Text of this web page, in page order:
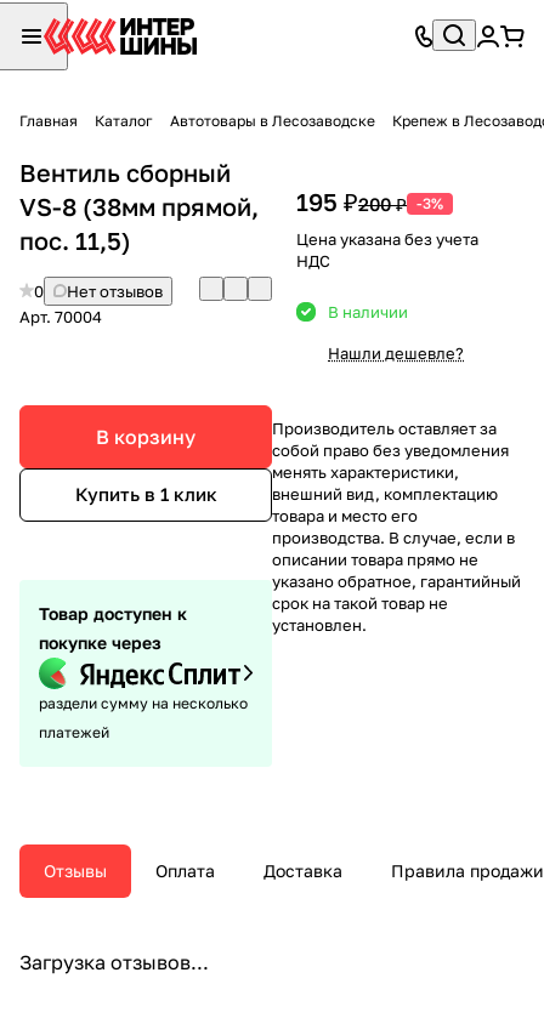
Главная Каталог Автотовары в Лесозаводске Крепеж в
Вентиль сборный
VS-8 (38мм прямой,
пос. 11,5)
0
Нет отзывов
Арт. 70004
В корзину
Купить в 1 клик
Товар доступен к
покупке через
раздели сумму на несколько
платежей
195 ₽200 ₽ -3%
Цена указана без учета
НДС
В наличии
Нашли дешевле?
Производитель оставляет за
собой право без уведомления
менять характеристики,
внешний вид, комплектацию
товара и место его
производства. В случае, если в
описании товара прямо не
указано обратное, гарантийный
срок на такой товар не
установлен.
Отзывы Оплата Доставка Правила продажи
Загрузка отзывов...